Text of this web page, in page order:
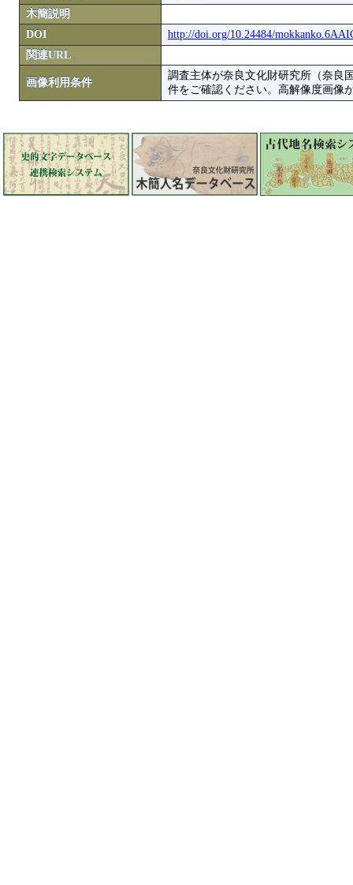
木簡説明
DOI
http://doi.org/10.24484/
関連URL
画像利用条件
調査主体が奈良文化財研究所（奈良
件をご確認ください。高解像度画像